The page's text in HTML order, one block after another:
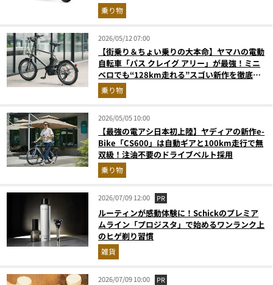
解説
乗り物
2026/05/12 07:00
【街乗り＆ちょい乗りの大本命】ヤマハの電動
自転車「パス クレイグ アリー」が最強！ミニ
ベロでも“128km走れる”スゴい新作を徹底解
説乗り物
2026/05/05 10:00
【最強の電アシ日本初上陸】ヤディアの新作e-
Bike「CS600」は自動ギアと100km走行で無
双級！注油不要のドライブベルト採用
乗り物
2026/07/09 12:00 PR
ルーティンが感動体験に！Schickのプレミア
ムライン「プロジスタ」で始めるワンランク上
のヒゲ剃り習慣
雑貨
2026/07/09 10:00 PR